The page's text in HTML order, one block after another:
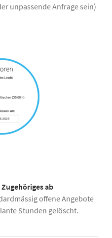
unpassende Anfrage sein)
ab
offene Angebote
Stunden gelöscht.